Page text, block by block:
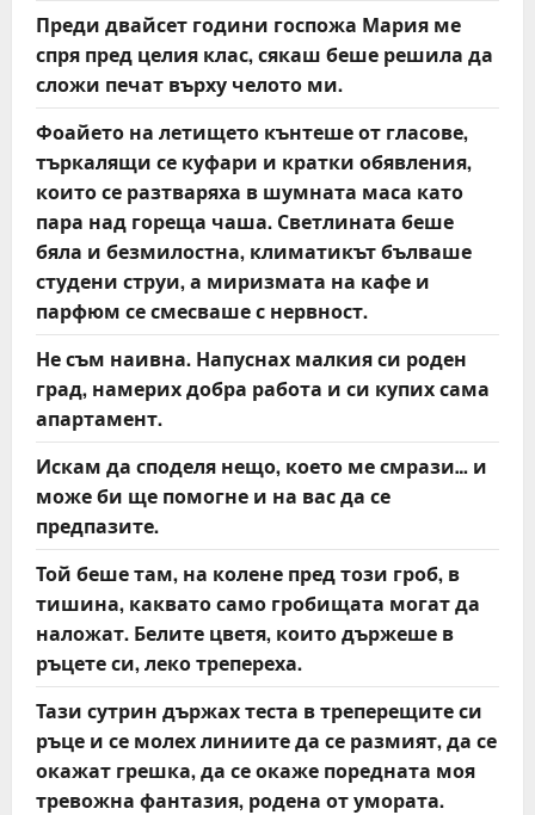
Преди двайсет години госпожа Мария ме
спря пред целия клас, сякаш беше решила да
сложи печат върху челото ми.
Фоайето на летището кънтеше от гласове,
търкалящи се куфари и кратки обявления,
които се разтваряха в шумната маса като
пара над гореща чаша. Светлината беше
бяла и безмилостна, климатикът бълваше
студени струи, а миризмата на кафе и
парфюм се смесваше с нервност.
Не съм наивна. Напуснах малкия си роден
град, намерих добра работа и си купих сама
апартамент.
Искам да споделя нещо, което ме смрази… и
може би ще помогне и на вас да се
предпазите.
Той беше там, на колене пред този гроб, в
тишина, каквато само гробищата могат да
наложат. Белите цветя, които държеше в
ръцете си, леко трепереха.
Тази сутрин държах теста в треперещите си
ръце и се молех линиите да се размият, да се
окажат грешка, да се окаже поредната моя
тревожна фантазия, родена от умората.